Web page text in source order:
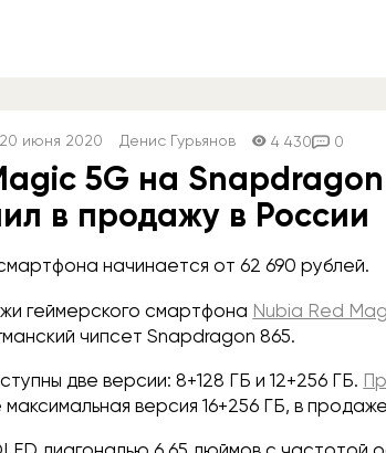
июня 2020 Денис Гурьянов 4 430 0
5G на
в продажу в России
начинается от 62 690 рублей.
геймерского смартфона Nubia Red
чипсет Snapdragon 865.
две версии: 8+128 ГБ и 12+256 ГБ.
версия 16+256 ГБ, в